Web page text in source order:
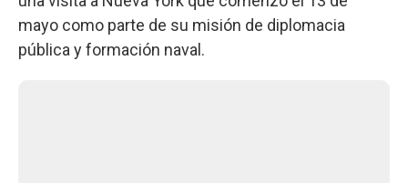
mayo como parte de su misión de diplomacia
pública y formación naval.